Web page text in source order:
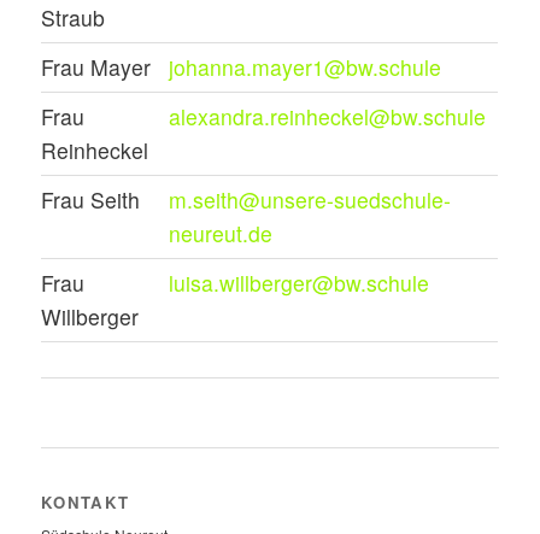
Straub
Frau Mayer
johanna.mayer1@bw.schule
Frau
Reinheckel
alexandra.reinheckel@bw.schule
Frau Seith
m.seith@unsere-suedschule-
neureut.de
Frau
Willberger
luisa.willberger@bw.schule
KONTAKT